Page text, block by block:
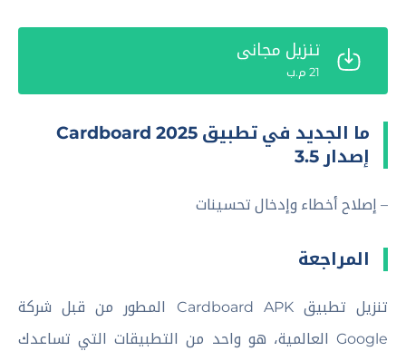
تنزيل مجاني
21 م.ب
ما الجديد في تطبيق Cardboard 2025
إصدار 3.5
– إصلاح أخطاء وإدخال تحسينات
المراجعة
تنزيل تطبيق Cardboard APK المطور من قبل شركة
Google العالمية، هو واحد من التطبيقات التي تساعدك